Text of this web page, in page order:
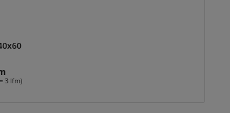
3 lfm)